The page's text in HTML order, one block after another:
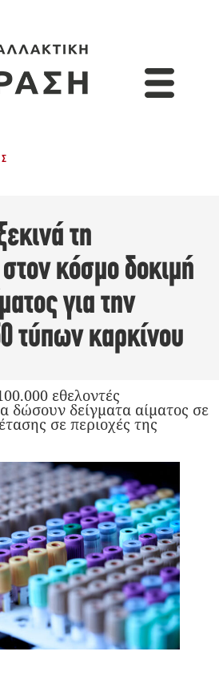
τη
κόσμο δοκιμή
για την
τύπων καρκίνου
εθελοντές
δώσουν δείγματα αίματος σε
σε περιοχές της